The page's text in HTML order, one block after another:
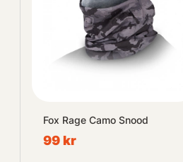
Fox Rage Camo Snood
99 kr